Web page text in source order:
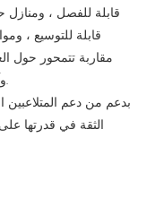
قابلة للفصل ، ومنازل
قابلة للتوسيع ،
مقاربة تتمحور حول
وآمنة واقتصادية ومريحة مع تقدم معايير الصناعة.
بدعم من دعم